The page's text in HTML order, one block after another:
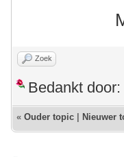
Zoek
Bedankt door:
« Ouder topic Nieuwer